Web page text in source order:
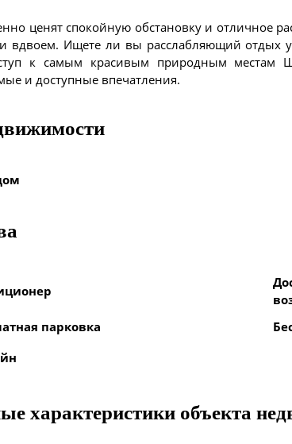
ценят спокойную обстановку и отличное
вдвоем. Ищете ли вы расслабляющий отдых
к самым красивым природным местам
и доступные впечатления.
парковка
характеристики объекта